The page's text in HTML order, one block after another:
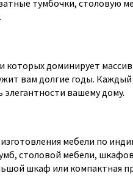
тумбочки, столовую
доминирует массив
вам долгие годы.
вашему дому.
мебели по
столовой мебели,
шкаф или компактная